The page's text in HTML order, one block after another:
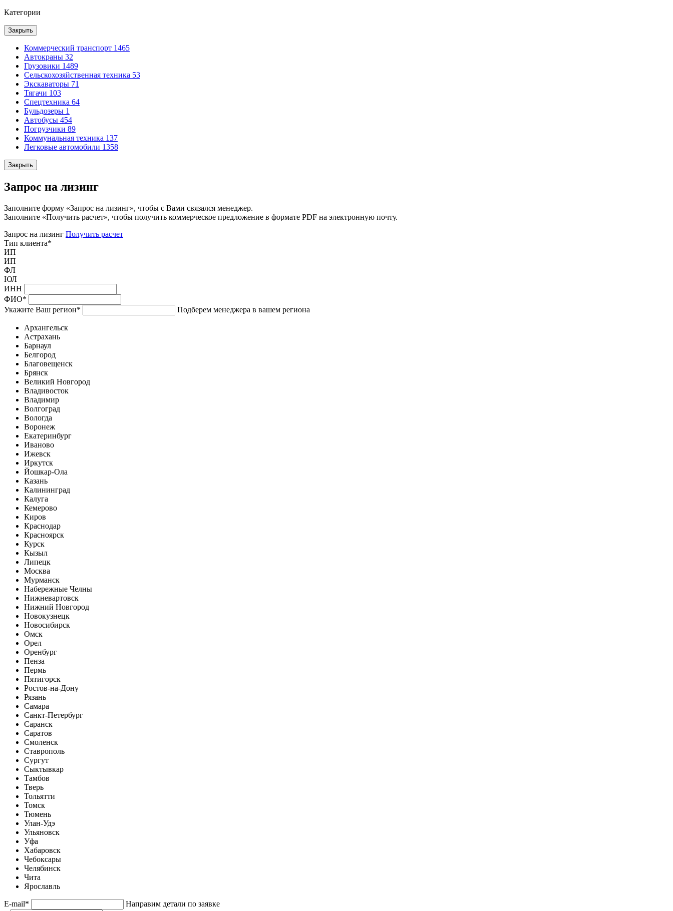
Категории
Закрыть
Коммерческий транспорт 1465
Автокраны 32
Грузовики 1489
Сельскохозяйственная техника 53
Экскаваторы 71
Тягачи 103
Спецтехника 64
Бульдозеры 1
Автобусы 454
Погрузчики 89
Коммунальная техника 137
Легковые автомобили 1358
Закрыть
Запрос на лизинг
Заполните форму «Запрос на лизинг», чтобы с Вами связался менеджер.
Заполните «Получить расчет», чтобы получить коммерческое предложение в формате PDF на электронную почту.
Запрос на лизинг Получить расчет
Тип клиента*
ИП
ИП
ФЛ
ЮЛ
ИНН
ФИО*
Укажите Ваш регион* Подберем менеджера в вашем региона
Архангельск
Астрахань
Барнаул
Белгород
Благовещенск
Брянск
Великий Новгород
Владивосток
Владимир
Волгоград
Вологда
Воронеж
Екатеринбург
Иваново
Ижевск
Иркутск
Йошкар-Ола
Казань
Калининград
Калуга
Кемерово
Киров
Краснодар
Красноярск
Курск
Кызыл
Липецк
Москва
Мурманск
Набережные Челны
Нижневартовск
Нижний Новгород
Новокузнецк
Новосибирск
Омск
Орел
Оренбург
Пенза
Пермь
Пятигорск
Ростов-на-Дону
Рязань
Самара
Санкт-Петербург
Саранск
Саратов
Смоленск
Ставрополь
Сургут
Сыктывкар
Тамбов
Тверь
Тольятти
Томск
Тюмень
Улан-Удэ
Ульяновск
Уфа
Хабаровск
Чебоксары
Челябинск
Чита
Ярославль
E-mail*
Направим детали по заявке